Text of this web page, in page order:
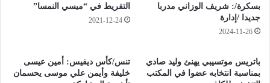
بسكرة/: شريف الوزاني مدربا
جديدا /إدارة
2024-11-26
التفريط في “ميسي النمسا”
2021-12-24
باتريس موتسيبي يهنئ وليد صادي
بمناسبة انتخابه عضوا في المكتب
تنس/كأس ديفيس: أمين عيسى
خليفة وأيمن علي موسى يحسمان